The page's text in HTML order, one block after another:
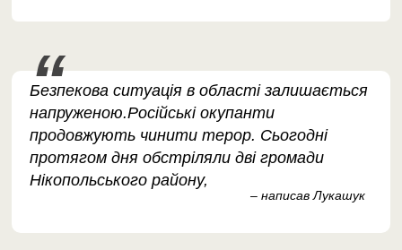
Безпекова ситуація в області залишається
напруженою.Російські окупанти
продовжують чинити терор. Сьогодні
протягом дня обстріляли дві громади
Нікопольського району,
– написав Лукашук